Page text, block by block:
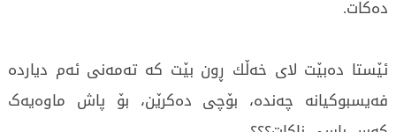
دەکات.
ئێستا دەبێت لای خەڵك ڕون بێت کە تەمەنی ئەم دیاردە
فەیسبوکیانە چەندە، بۆچی دەکرێن، بۆ پاش ماوەیەک